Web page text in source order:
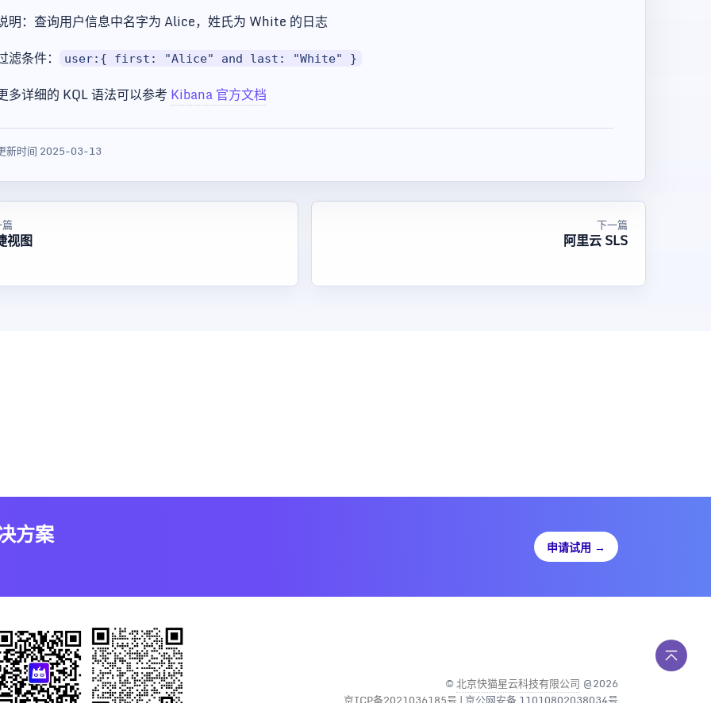
明：查询用户信息中名字为 Alice，姓氏为 White 的日志
滤条件：
user:{ first: "Alice" and last: "White" }
多详细的 KQL 语法可以参考 Kibana 官方文档
新时间 2025-03-13
视图
下一篇
阿里云 SLS
方案 申请试用 →
©北京快猫星云科技有限公司 @2026
京ICP备2021036185号 | 京公网安备 11010802038034号